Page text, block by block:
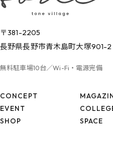
〒381-2205
長野県長野市青木島町大塚901-2
無料駐車場10台／Wi-Fi・電源完備
CONCEPT
EVENT
SHOP
SPACE